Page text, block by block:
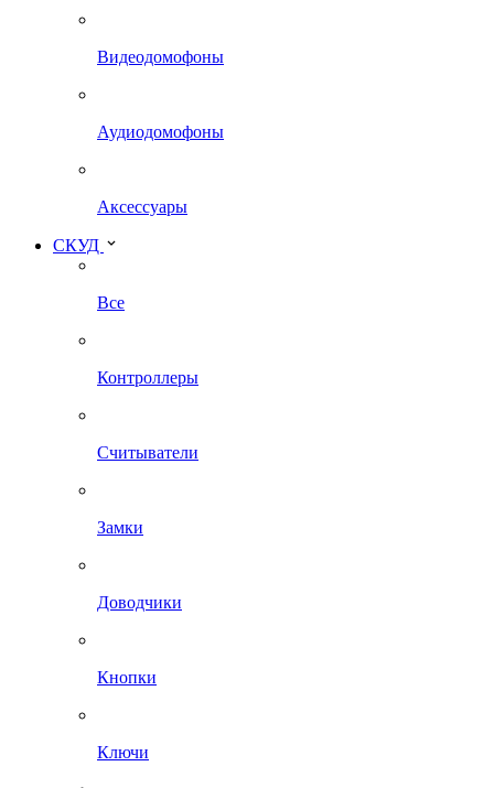
Видеодомофоны
Аудиодомофоны
Аксессуары
СКУД
Все
Контроллеры
Считыватели
Замки
Доводчики
Кнопки
Ключи